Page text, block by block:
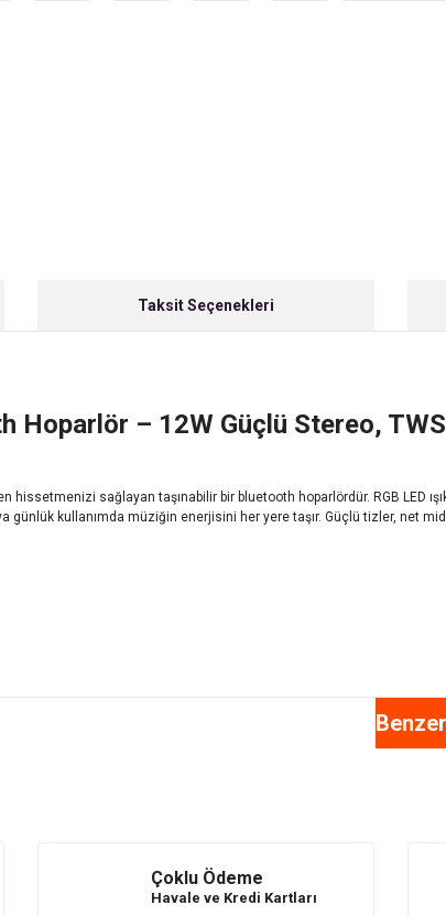
Taksit Seçenekleri
Hoparlör – 12W Güçlü Stereo,
sağlayan taşınabilir bir bluetooth hoparlördür. RGB LED
kullanımda müziğin enerjisini her yere taşır. Güçlü tizler, net
Çoklu Ödeme
Havale ve Kredi Kartları